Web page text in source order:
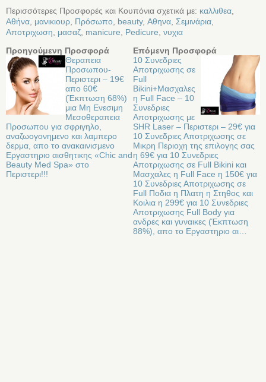
Περισσότερες Προσφορές και Κουπόνια σχετικά με: καλλιθεα
Αθήνα μανικιουρ Πρόσωπο beauty, Αθηνα Σεμινάρια
Αποτριχωση
μασαζ manicure Pedicure νυχια
Προηγούμενη Προσφορά
Θεραπεια
Προσωπου-
Περιστερι – 19€
απο 60€
(Έκπτωση 68%)
μια Μη Ενεσιμη
Μεσοθεραπεια
Προσωπου για σφριγηλο,
αναζωογονημενο και λαμπερο
δερμα, απο το ανακαινισμενο
Εργαστηριο αισθητικης «Chic and
Beauty Med Spa» στo
Περιστερι!!!
Επόμενη Προσφορά
10 Συνεδριες
Αποτριχωσης σε
Full
Bikini+Μασχαλες
η Full Face – 10
Συνεδριες
Αποτριχωσης με
SHR Laser – Περιστερι – 29€ για
10 Συνεδριες Αποτριχωσης σε
Μικρη Περιοχη της επιλογης σας
η 69€ για 10 Συνεδριες
Αποτριχωσης σε Full Bikini και
Μασχαλες η Full Face η 150€ για
10 Συνεδριες Αποτριχωσης σε
Full Ποδια η Πλατη η Στηθος και
Κοιλια η 299€ για 10 Συνεδριες
Αποτριχωσης Full Body για
ανδρες και γυναικες (Έκπτωση
88%), απο το Εργαστηριο αι…